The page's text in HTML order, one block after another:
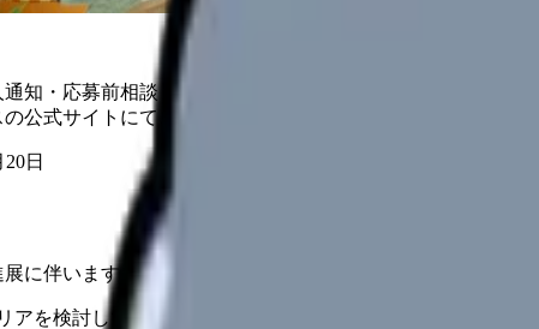
通知・応募前相談・医院向けサービスへの問い合わせ導線
公式サイトにてご確認ください。
日
に伴いますます必要がありそうな方向です。
アを検討している看護師